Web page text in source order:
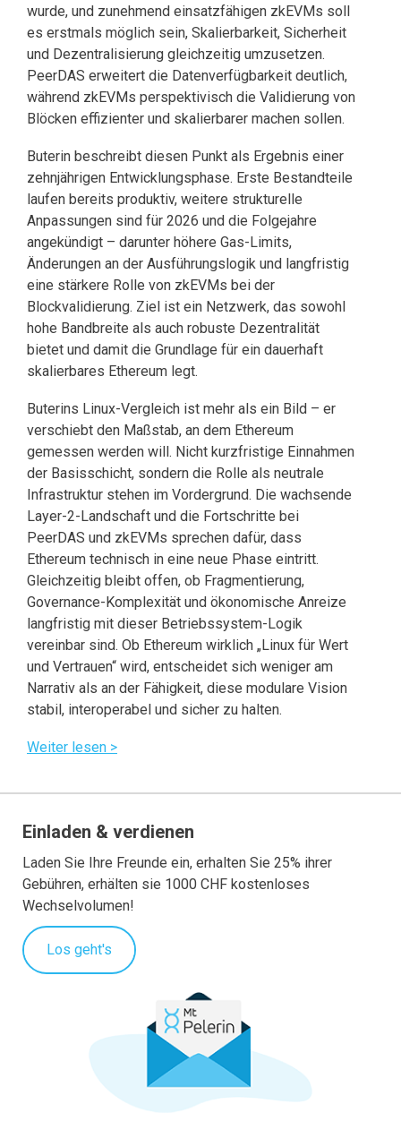
wurde, und zunehmend einsatzfähigen zkEVMs soll
es erstmals möglich sein, Skalierbarkeit, Sicherheit
und Dezentralisierung gleichzeitig umzusetzen.
PeerDAS erweitert die Datenverfügbarkeit deutlich,
während zkEVMs perspektivisch die Validierung von
Blöcken effizienter und skalierbarer machen sollen.
Buterin beschreibt diesen Punkt als Ergebnis einer
zehnjährigen Entwicklungsphase. Erste Bestandteile
laufen bereits produktiv, weitere strukturelle
Anpassungen sind für 2026 und die Folgejahre
angekündigt – darunter höhere Gas-Limits,
Änderungen an der Ausführungslogik und langfristig
eine stärkere Rolle von zkEVMs bei der
Blockvalidierung. Ziel ist ein Netzwerk, das sowohl
hohe Bandbreite als auch robuste Dezentralität
bietet und damit die Grundlage für ein dauerhaft
skalierbares Ethereum legt.
Buterins Linux-Vergleich ist mehr als ein Bild – er
verschiebt den Maßstab, an dem Ethereum
gemessen werden will. Nicht kurzfristige Einnahmen
der Basisschicht, sondern die Rolle als neutrale
Infrastruktur stehen im Vordergrund. Die wachsende
Layer-2-Landschaft und die Fortschritte bei
PeerDAS und zkEVMs sprechen dafür, dass
Ethereum technisch in eine neue Phase eintritt.
Gleichzeitig bleibt offen, ob Fragmentierung,
Governance-Komplexität und ökonomische Anreize
langfristig mit dieser Betriebssystem-Logik
vereinbar sind. Ob Ethereum wirklich „Linux für Wert
und Vertrauen“ wird, entscheidet sich weniger am
Narrativ als an der Fähigkeit, diese modulare Vision
stabil, interoperabel und sicher zu halten.
Weiter lesen >
Einladen & verdienen
Laden Sie Ihre Freunde ein, erhalten Sie 25% ihrer
Gebühren, erhälten sie 1000 CHF kostenloses
Wechselvolumen!
Los geht's